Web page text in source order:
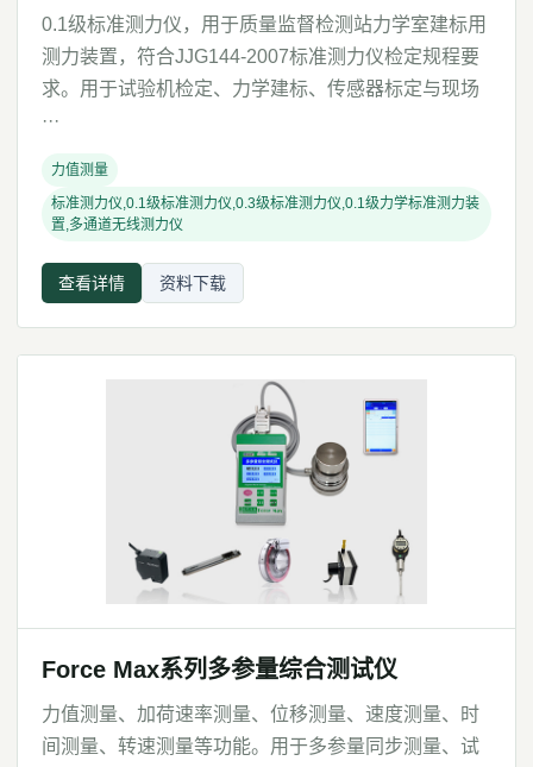
0.1级标准测力仪，用于质量监督检测站力学室建标用
测力装置，符合JJG144-2007标准测力仪检定规程要
求。用于试验机检定、力学建标、传感器标定与现场
···
力值测量
标准测力仪,0.1级标准测力仪,0.3级标准测力仪,0.1级力学标准测力装
置,多通道无线测力仪
查看详情 资料下载
Force Max系列多参量综合测试仪
力值测量、加荷速率测量、位移测量、速度测量、时
间测量、转速测量等功能。用于多参量同步测量、试